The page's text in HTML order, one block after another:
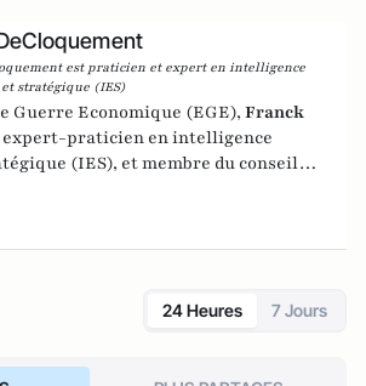
est praticien et expert en intelligence
stratégique (IES)
Guerre Economique (EGE), Franck
expert-praticien en intelligence
(IES), et membre du conseil
d’Études de Géopolitique
comme conseil en appui aux
spécialiste des problématiques ayant
et sociaux. Mais également, sur
24 Heures 7 Jours